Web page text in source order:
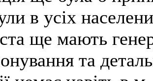
в усіх
ще мають
та